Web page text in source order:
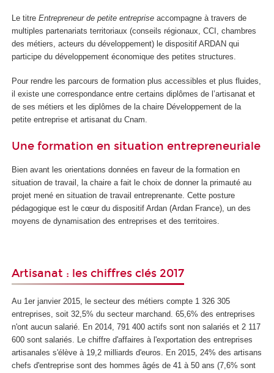
Le titre Entrepreneur de petite entreprise accompagne à travers de
multiples partenariats territoriaux (conseils régionaux, CCI, chambres
des métiers, acteurs du développement) le dispositif ARDAN qui
participe du développement économique des petites structures.
Pour rendre les parcours de formation plus accessibles et plus fluides,
il existe une correspondance entre certains diplômes de l’artisanat et
de ses métiers et les diplômes de la chaire Développement de la
petite entreprise et artisanat du Cnam.
Une formation en situation entrepreneuriale
Bien avant les orientations données en faveur de la formation en
situation de travail, la chaire a fait le choix de donner la primauté au
projet mené en situation de travail entreprenante. Cette posture
pédagogique est le cœur du dispositif Ardan (Ardan France), un des
moyens de dynamisation des entreprises et des territoires.
Artisanat : les chiffres clés 2017
Au 1er janvier 2015, le secteur des métiers compte 1 326 305
entreprises, soit 32,5% du secteur marchand. 65,6% des entreprises
n'ont aucun salarié. En 2014, 791 400 actifs sont non salariés et 2 117
600 sont salariés. Le chiffre d'affaires à l'exportation des entreprises
artisanales s'élève à 19,2 milliards d'euros. En 2015, 24% des artisans
chefs d'entreprise sont des hommes âgés de 41 à 50 ans (7,6% sont